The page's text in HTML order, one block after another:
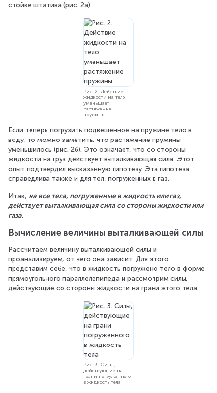
стойке штатива (рис. 2а).
Рис. 2. Действие
жидкости на тело
уменьшает
растяжение
пружины
Если теперь погрузить подвешенное на пружине тело в
воду, то можно заметить, что растяжение пружины
уменьшилось (рис. 2б). Это означает, что со стороны
жидкости на груз действует выталкивающая сила. Этот
опыт подтвердил высказанную гипотезу. Эта гипотеза
справедлива также и для тел, погруженных в газ.
Итак, на все тела, погруженные в жидкость или газ,
действует выталкивающая сила со стороны жидкости или
газа.
Вычисление величины выталкивающей силы
Рассчитаем величину выталкивающей силы и
проанализируем, от чего она зависит. Для этого
представим себе, что в жидкость погружено тело в форме
прямоугольного параллелепипеда и рассмотрим силы,
действующие со стороны жидкости на грани этого тела.
Рис. 3. Силы,
действующие на
грани погруженного
в жидкость тела